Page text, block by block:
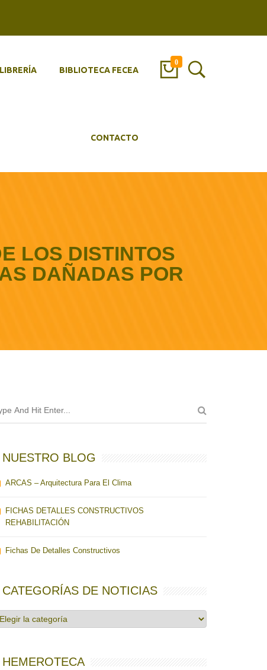
0
LIBRERÍA BIBLIOTECA FECEA
CONTACTO
LOS DISTINTOS
DAÑADAS POR
NUESTRO BLOG
ARCAS – Arquitectura Para El Clima
FICHAS DETALLES CONSTRUCTIVOS
REHABILITACIÓN
Fichas De Detalles Constructivos
CATEGORÍAS DE NOTICIAS
HEMEROTECA